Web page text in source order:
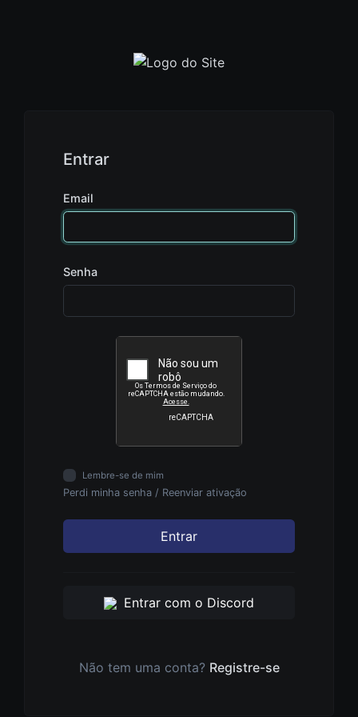
Entrar
Email
Senha
Lembre-se de mim
Perdi minha senha / Reenviar ativação
Entrar
Entrar com o Discord
Não tem uma conta? Registre-se